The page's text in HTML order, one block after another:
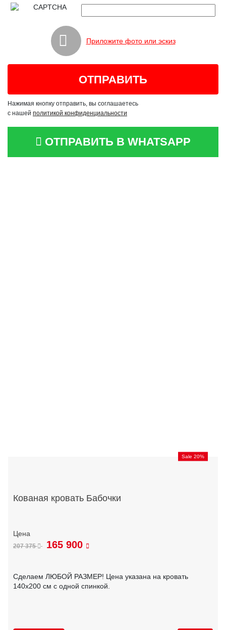
Приложите фото или эскиз
Нажимая кнопку отправить, вы соглашаетесь
с нашей политикой конфиденциальности
ОТПРАВИТЬ В WHATSAPP
Sale 20%
Кованая кровать Бабочки
207 375 165 900
Сделаем ЛЮБОЙ РАЗМЕР! Цена указана на кровать
140х200 см с одной спинкой.